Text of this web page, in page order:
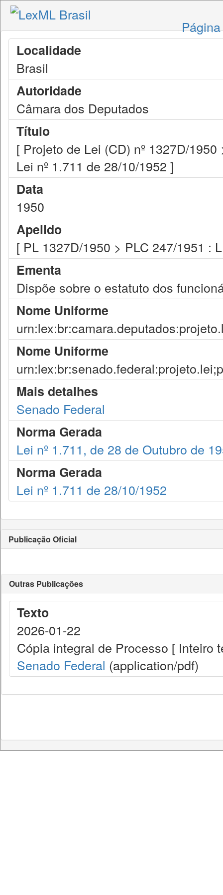
Localidade
Brasil
Autoridade
Câmara dos Deputados
Título
[ Projeto de Lei (CD) nº 1327D/
Lei nº 1.711 de 28/10/1952 ]
Data
1950
Apelido
[ PL 1327D/1950 > PLC 247/1951 :
Ementa
Dispõe sobre o estatuto dos
Nome Uniforme
Nome Uniforme
Mais detalhes
Senado Federal
Norma Gerada
Lei nº 1.711, de 28 de Outubro de
Norma Gerada
Lei nº 1.711 de 28/10/1952
Publicação Oficial
Outras Publicações
Texto
2026-01-22
Cópia integral de Processo [ Inteiro
Senado Federal (application/pdf)